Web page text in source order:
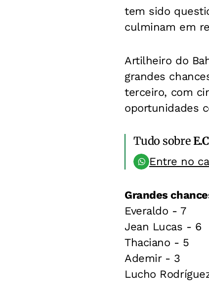
tem sido
culminam em
Artilheiro do
grandes
terceiro, com
oportunidades
Tudo sobre
Entre no
Grandes
Everaldo - 7
Jean Lucas - 6
Thaciano - 5
Ademir - 3
Lucho